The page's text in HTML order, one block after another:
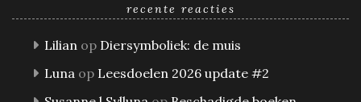
recente reacties
Lilian op Diersymboliek: de muis
Luna op Leesdoelen 2026 update #2